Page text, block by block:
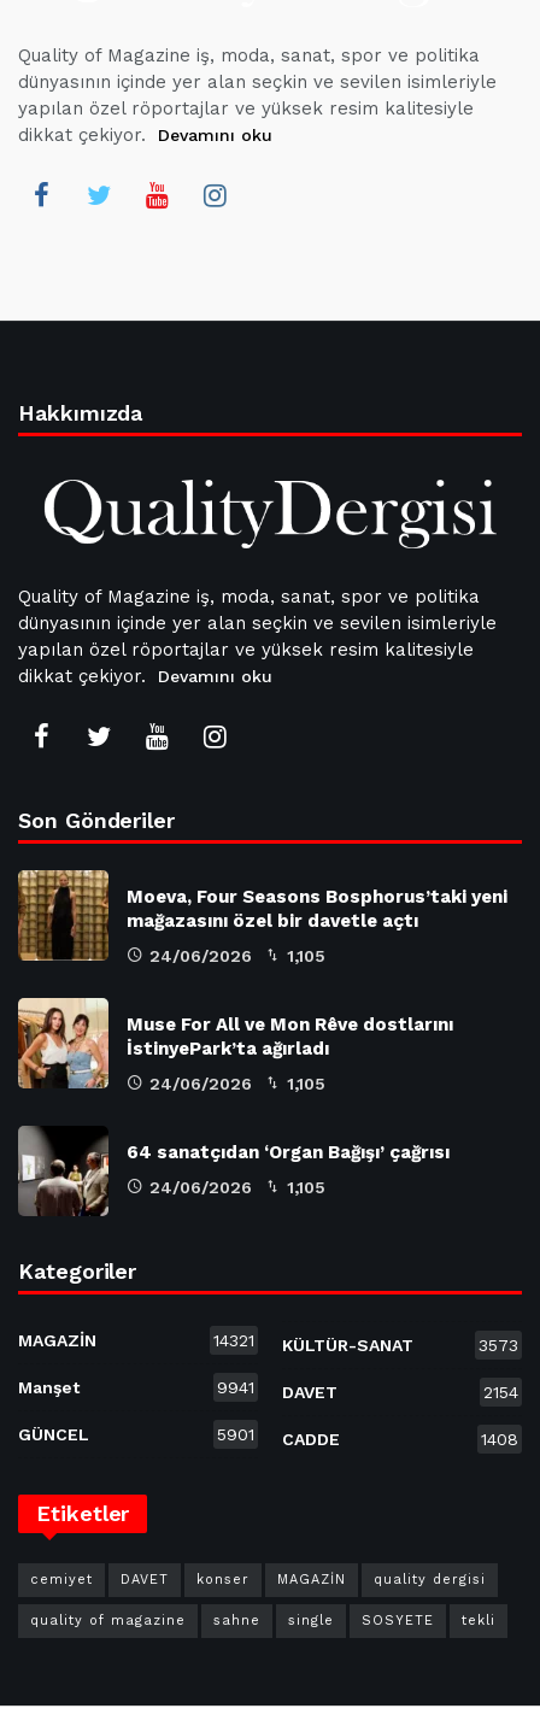
Quality of Magazine iş, moda, sanat, spor ve politika
dünyasının içinde yer alan seçkin ve sevilen isimleriyle
yapılan özel röportajlar ve yüksek resim kalitesiyle
dikkat çekiyor.
Devamını oku
Hakkımızda
Quality of Magazine iş, moda, sanat, spor ve politika
dünyasının içinde yer alan seçkin ve sevilen isimleriyle
yapılan özel röportajlar ve yüksek resim kalitesiyle
dikkat çekiyor.
Devamını oku
Son Gönderiler
Moeva, Four Seasons Bosphorus’taki yeni
mağazasını özel bir davetle açtı
24/06/2026 1,105
Muse For All ve Mon Rêve dostlarını
İstinyePark’ta ağırladı
24/06/2026 1,105
64 sanatçıdan ‘Organ Bağışı’ çağrısı
24/06/2026 1,105
Kategoriler
MAGAZİN 14321
Manşet 9941
GÜNCEL 5901
KÜLTÜR-SANAT 3573
DAVET 2154
CADDE 1408
Etiketler
cemiyet DAVET konser MAGAZİN quality dergisi
quality of magazine sahne single SOSYETE tekli